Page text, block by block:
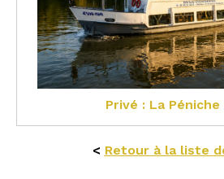
Privé : La Péniche
< Retour à la liste